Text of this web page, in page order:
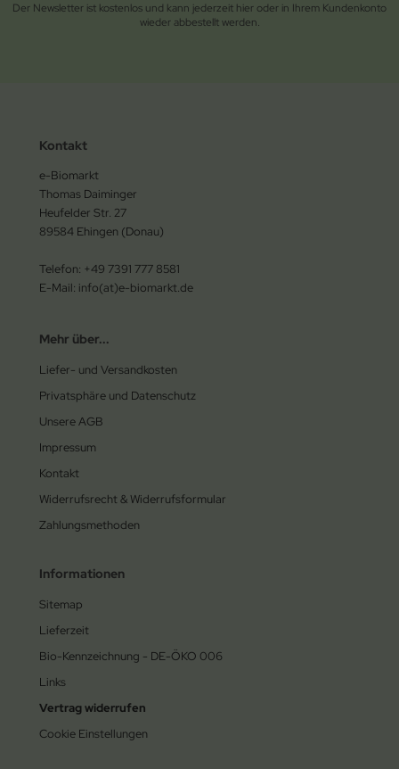
Der Newsletter ist kostenlos und kann jederzeit hier oder in Ihrem Kundenkonto
wieder abbestellt werden.
Kontakt
e-Biomarkt
Thomas Daiminger
Heufelder Str. 27
89584 Ehingen (Donau)
Telefon: +49 7391 777 8581
E-Mail: info(at)e-biomarkt.de
Mehr über...
Liefer- und Versandkosten
Privatsphäre und Datenschutz
Unsere AGB
Impressum
Kontakt
Widerrufsrecht & Widerrufsformular
Zahlungsmethoden
Informationen
Sitemap
Lieferzeit
Bio-Kennzeichnung - DE-ÖKO 006
Links
Vertrag widerrufen
Cookie Einstellungen